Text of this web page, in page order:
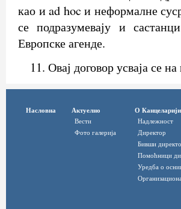
као и ad hoc и неформалне
се подразумевају и
Европске агенде.
11. Овај договор усваја се
Насловна Актуелно
Вести
Фото галерија
О Канцеларији
Надлежност
Директор
Бивши
Помоћници
Уредба о